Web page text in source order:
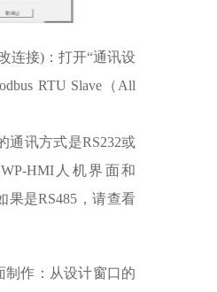
连接)：打开“通讯设
RTU Slave（All
通讯方式是RS232或
HMI人机界面和
果是RS485，请查看
制作：从设计窗口的